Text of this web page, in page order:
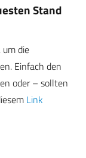
Stand
die
Einfach den
oder – sollten
Link